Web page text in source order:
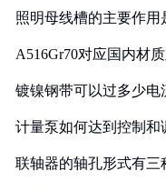
照明母线槽的主要作用
A516Gr70对应国内材
镀镍钢带可以过多少电
计量泵如何达到控制和
联轴器的轴孔形式有三